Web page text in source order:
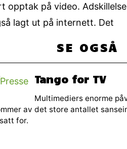
på video.
lagt ut på internett. Det
SE OGSÅ
Tango for TV
Multimediers enorme
av det store antallet
for.